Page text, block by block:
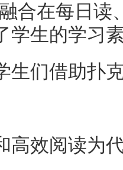
合在每日
学生的学习
生们借助扑
高效阅读为